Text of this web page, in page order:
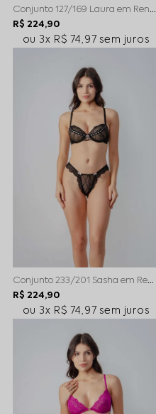
Conjunto 127/169 Laura em Renda Vermelho
R$ 224,90
3x R$ 74,97sem juros
Conjunto 233/201 Sasha em Renda
R$ 224,90
3x R$ 74,97sem juros